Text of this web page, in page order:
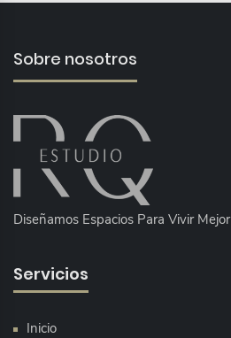
Sobre nosotros
Diseñamos Espacios Para Vivir Mejor
Servicios
Inicio